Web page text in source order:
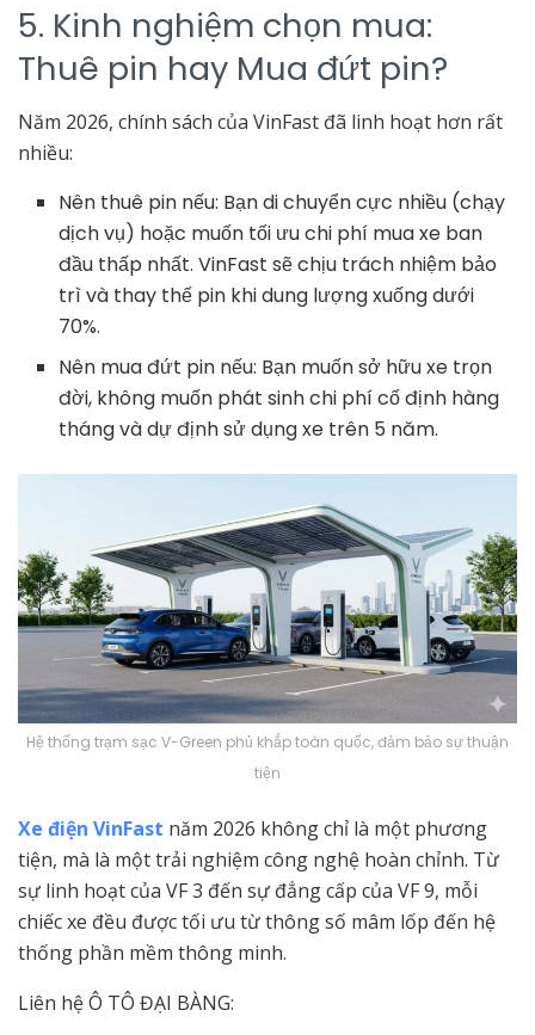
5. Kinh nghiệm chọn mua:
Thuê pin hay Mua đứt pin?
Năm 2026, chính sách của VinFast đã linh hoạt hơn rất
nhiều:
Nên thuê pin nếu: Bạn di chuyển cực nhiều (chạy
dịch vụ) hoặc muốn tối ưu chi phí mua xe ban
đầu thấp nhất. VinFast sẽ chịu trách nhiệm bảo
trì và thay thế pin khi dung lượng xuống dưới
70%.
Nên mua đứt pin nếu: Bạn muốn sở hữu xe trọn
đời, không muốn phát sinh chi phí cố định hàng
tháng và dự định sử dụng xe trên 5 năm.
Hệ thống trạm sạc V-Green phủ khắp toàn quốc, đảm bảo sự thuận
tiện
Xe điện VinFast năm 2026 không chỉ là một phương
tiện, mà là một trải nghiệm công nghệ hoàn chỉnh. Từ
sự linh hoạt của VF 3 đến sự đẳng cấp của VF 9, mỗi
chiếc xe đều được tối ưu từ thông số mâm lốp đến hệ
thống phần mềm thông minh.
Liên hệ Ô TÔ ĐẠI BÀNG: